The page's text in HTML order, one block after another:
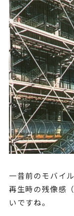
一昔前のモバイ
再生時の残像感
いですね。